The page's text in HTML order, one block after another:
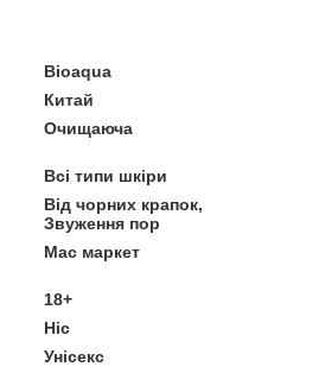
Bioaqua
Китай
Очищаюча
Всі типи шкіри
Від чорних крапок,
Звуження пор
Мас маркет
18+
Ніс
Унісекс